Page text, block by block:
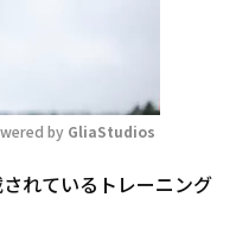
Mute
by GliaStudios
れているトレーニング